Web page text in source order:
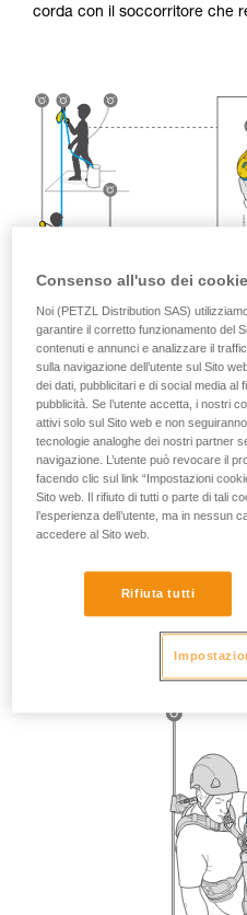
corda con il soccorritore che
Consenso all'uso dei cookie
Noi (PETZL Distribution SAS)
garantire il corretto funzionamento del
contenuti e annunci e analizzare il
sulla navigazione dell’utente sul Sito
dei dati, pubblicitari e di social media al
pubblicità. Se l’utente accetta, i nostri
attivi solo sul Sito web e non
tecnologie analoghe dei nostri partner
navigazione. L’utente può revocare il
facendo clic sul link “Impostazioni
Sito web. Il rifiuto di tutti o parte di tali
l’esperienza dell’utente, ma in nessun
accedere al Sito web.
Rifiuta tutti